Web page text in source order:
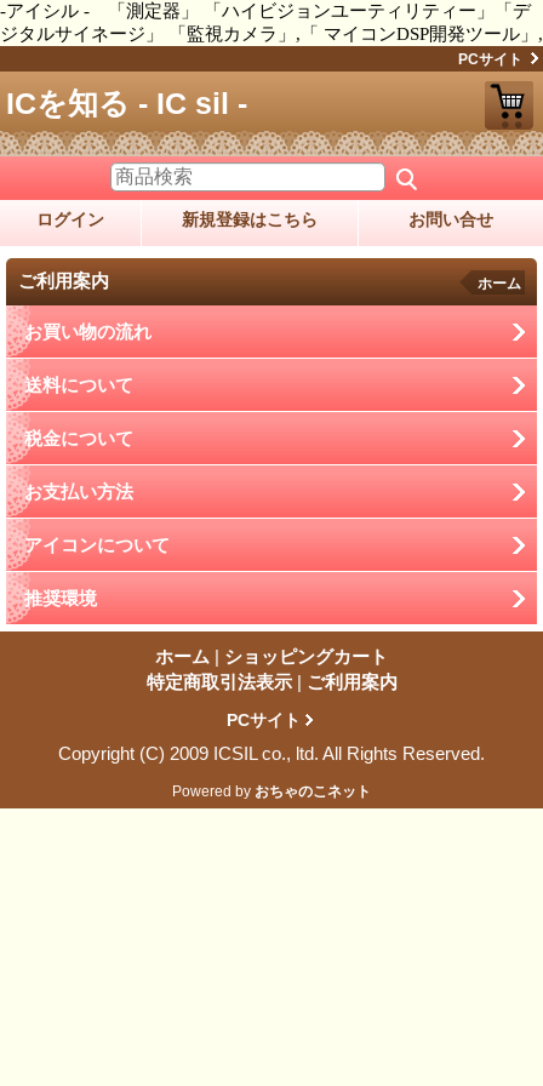
-アイシル - 「測定器」 「ハイビジョンユーティリティー」「デ
ジタルサイネージ」 「監視カメラ」,「 マイコンDSP開発ツール」,
PCサイト
ICを知る - IC sil -
ログイン 新規登録はこちら お問い合せ
ご利用案内 ホーム
お買い物の流れ
送料について
税金について
お支払い方法
アイコンについて
推奨環境
ホーム | ショッピングカート
特定商取引法表示 | ご利用案内
PCサイト
Copyright (C) 2009 ICSIL co., ltd. All Rights Reserved.
Powered by おちゃのこネット